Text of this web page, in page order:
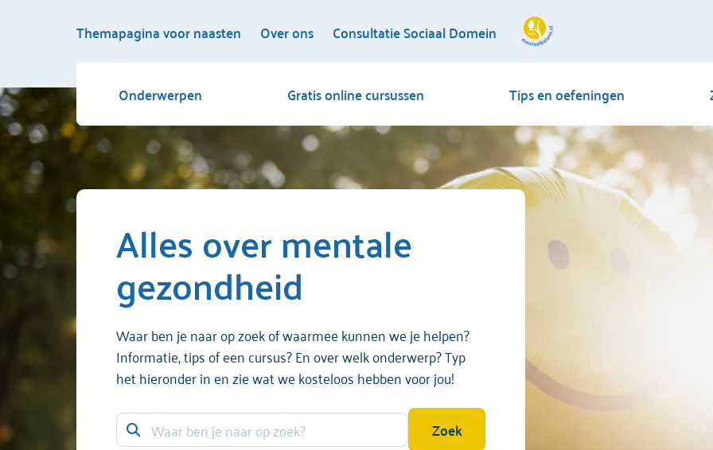
Themapagina voor naasten Over ons Consultatie Sociaal Domein
Onderwerpen Gratis online cursussen Tips en oefeningen
Alles over mentale
gezondheid
Waar ben je naar op zoek of waarmee kunnen we je helpen?
Informatie, tips of een cursus? En over welk onderwerp? Typ
het hieronder in en zie wat we kosteloos hebben voor jou!
Zoek